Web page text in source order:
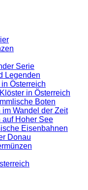
Serie
Legenden
Österreich
in Österreich
Boten
im Wandel der Zeit
auf Hoher See
Eisenbahnen
Donau